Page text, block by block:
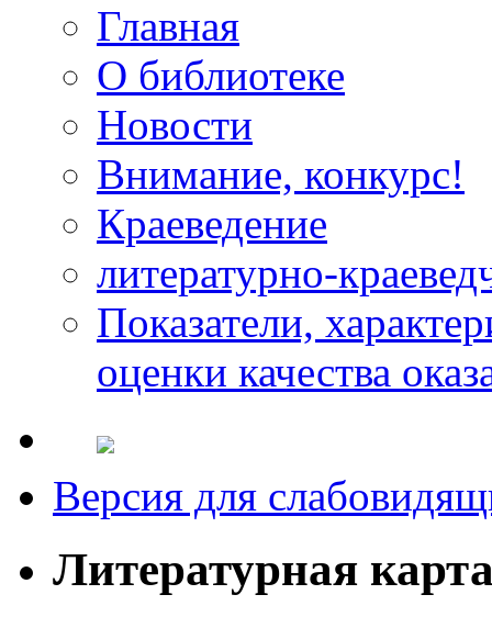
Главная
О библиотеке
Новости
Внимание, конкурс!
Краеведение
литературно-
Показатели,
оценки качества
Версия для
Литературная